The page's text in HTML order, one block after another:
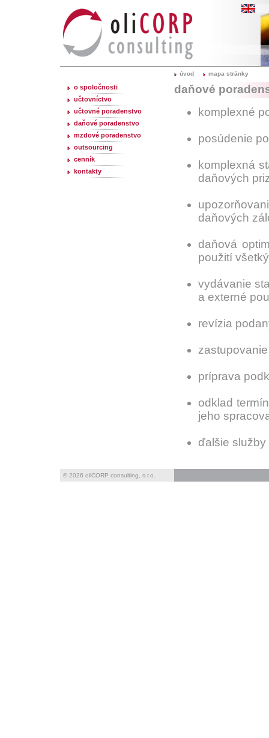
o spoločnosti
učtovníctvo
učtovné poradenstvo
daňové poradenstvo
mzdové poradenstvo
outsourcing
cenník
kontakty
úvod mapa stránky
daňové
komplexné
posúdenie
komplexná
daňových
daňových
daňová
použití
vydávanie
a externé
revízia
príprava
odklad
jeho
ďalšie
© 2026 oliCORP consulting, s.r.o.